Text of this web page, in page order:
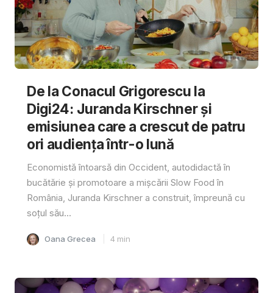
De la Conacul Grigorescu la
Digi24: Juranda Kirschner și
emisiunea care a crescut de patru
ori audiența într-o lună
Economistă întoarsă din Occident, autodidactă în
bucătărie și promotoare a mișcării Slow Food în
România, Juranda Kirschner a construit, împreună cu
soțul său...
Oana Grecea 4 min